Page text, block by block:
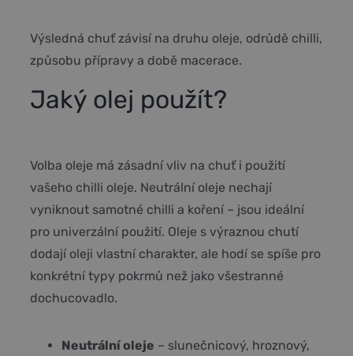
Výsledná chuť závisí na druhu oleje, odrůdě chilli,
způsobu přípravy a době macerace.
Jaký olej použít?
Volba oleje má zásadní vliv na chuť i použití
vašeho chilli oleje. Neutrální oleje nechají
vyniknout samotné chilli a koření – jsou ideální
pro univerzální použití. Oleje s výraznou chutí
dodají oleji vlastní charakter, ale hodí se spíše pro
konkrétní typy pokrmů než jako všestranné
dochucovadlo.
Neutrální oleje – slunečnicový, hroznový,